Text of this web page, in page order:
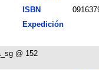
ISBN
Expedición
@ 152